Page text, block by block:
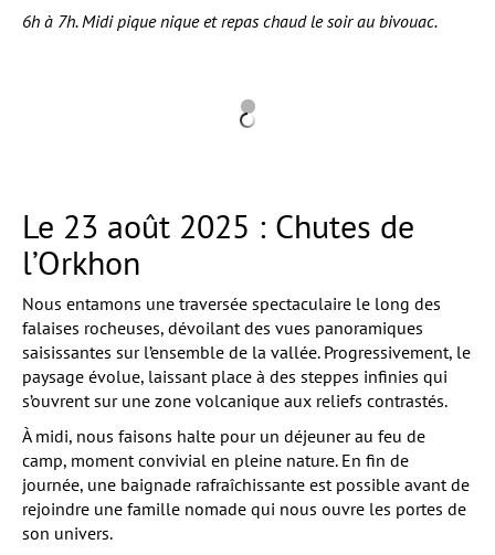
6h à 7h. Midi pique nique et repas chaud le soir au bivouac.
Le 23 août 2025 : Chutes de
l’Orkhon
Nous entamons une traversée spectaculaire le long des
falaises rocheuses, dévoilant des vues panoramiques
saisissantes sur l’ensemble de la vallée. Progressivement, le
paysage évolue, laissant place à des steppes infinies qui
s’ouvrent sur une zone volcanique aux reliefs contrastés.
À midi, nous faisons halte pour un déjeuner au feu de
camp, moment convivial en pleine nature. En fin de
journée, une baignade rafraîchissante est possible avant de
rejoindre une famille nomade qui nous ouvre les portes de
son univers.